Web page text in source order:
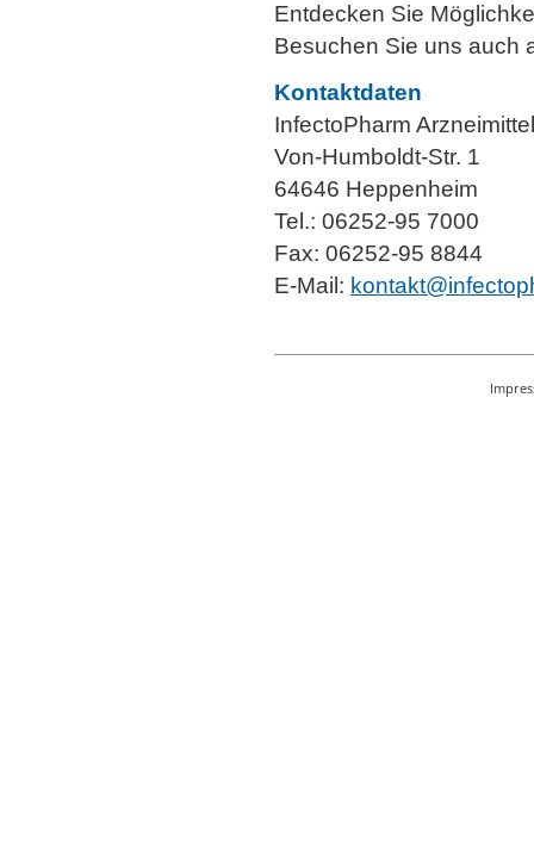
Entdecken Sie
Besuchen Sie uns auch
Kontaktdaten
InfectoPharm
Von-Humboldt-Str. 1
64646 Heppenheim
Tel.: 06252-95 7000
Fax: 06252-95 8844
E-Mail: